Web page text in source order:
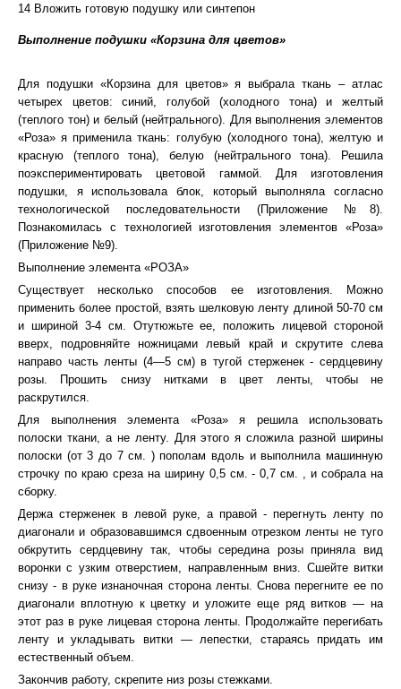
14 Вложить готовую подушку или синтепон
Выполнение подушки «Корзина для цветов»
Для подушки «Корзина для цветов» я выбрала ткань – атлас
четырех цветов: синий, голубой (холодного тона) и желтый
(теплого тон) и белый (нейтрального). Для выполнения элементов
«Роза» я применила ткань: голубую (холодного тона), желтую и
красную (теплого тона), белую (нейтрального тона). Решила
поэкспериментировать цветовой гаммой. Для изготовления
подушки, я использовала блок, который выполняла согласно
технологической последовательности (Приложение №8).
Познакомилась с технологией изготовления элементов «Роза»
(Приложение №9).
Выполнение элемента «РОЗА»
Существует несколько способов ее изготовления. Можно
применить более простой, взять шелковую ленту длиной 50-70 см
и шириной 3-4 см. Отутюжьте ее, положить лицевой стороной
вверх, подровняйте ножницами левый край и скрутите слева
направо часть ленты (4—5 см) в тугой стерженек - сердцевину
розы. Прошить снизу нитками в цвет ленты, чтобы не
раскрутился.
Для выполнения элемента «Роза» я решила использовать
полоски ткани, а не ленту. Для этого я сложила разной ширины
полоски (от 3 до 7 см. ) пополам вдоль и выполнила машинную
строчку по краю среза на ширину 0,5 см. - 0,7 см. , и собрала на
сборку.
Держа стерженек в левой руке, а правой - перегнуть ленту по
диагонали и образовавшимся сдвоенным отрезком ленты не туго
обкрутить сердцевину так, чтобы середина розы приняла вид
воронки с узким отверстием, направленным вниз. Сшейте витки
снизу - в руке изнаночная сторона ленты. Снова перегните ее по
диагонали вплотную к цветку и уложите еще ряд витков — на
этот раз в руке лицевая сторона ленты. Продолжайте перегибать
ленту и укладывать витки — лепестки, стараясь придать им
естественный объем.
Закончив работу, скрепите низ розы стежками.